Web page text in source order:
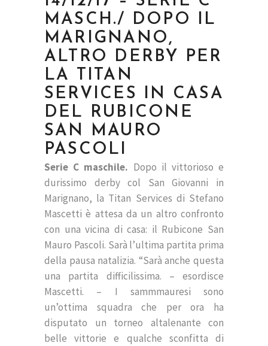
MASCH./ DOPO IL
MARIGNANO,
ALTRO DERBY PER
LA TITAN
SERVICES IN CASA
DEL RUBICONE
SAN MAURO
PASCOLI
Serie C maschile. Dopo il vittorioso e
durissimo derby col San Giovanni in
Marignano, la Titan Services di Stefano
Mascetti è attesa da un altro confronto
con una vicina di casa: il Rubicone San
Mauro Pascoli. Sarà l’ultima partita prima
della pausa natalizia. “Sarà anche questa
una partita difficilissima. – esordisce
Mascetti. – I sammmauresi sono
un’ottima squadra che per ora ha
disputato un torneo altalenante con
belle vittorie e qualche sconfitta di